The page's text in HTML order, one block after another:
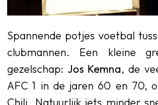
Spannende potjes voetbal
clubmannen. Een kleine
gezelschap: Jos Kemna, de
AFC 1 in de jaren 60 en 70,